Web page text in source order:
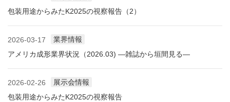
包装用途からみたK2025の視察報告（2）
2026-03-17
業界情報
アメリカ成形業界状況（2026.03) ―雑誌から垣間見る―
2026-02-26
展示会情報
包装用途からみたK2025の視察報告